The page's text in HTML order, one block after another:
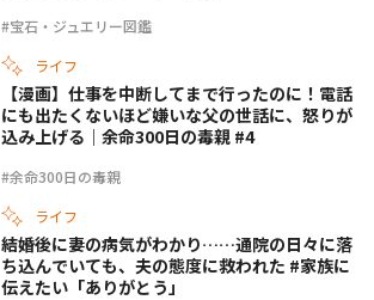
#宝石・ジュエリー図鑑
ライフ
#余命300日の毒親
【漫画】仕事を中断してまで行ったのに！電話
にも出たくないほど嫌いな父の世話に、怒りが
込み上げる｜余命300日の毒親 #4
ライフ
結婚後に妻の病気がわかり……通院の日々に落
ち込んでいても、夫の態度に救われた #家族に
伝えたい「ありがとう」